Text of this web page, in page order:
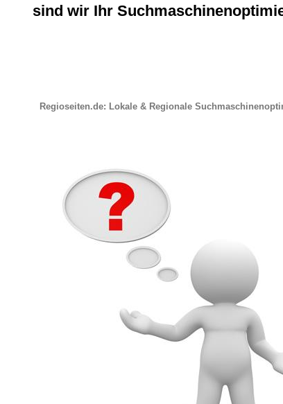
sind wir Ihr
Regioseiten.de: Lokale & Regionale